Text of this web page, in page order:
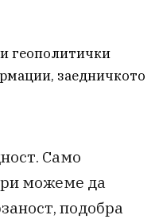
геополитички
заедничкото
Само
можеме да
подобра